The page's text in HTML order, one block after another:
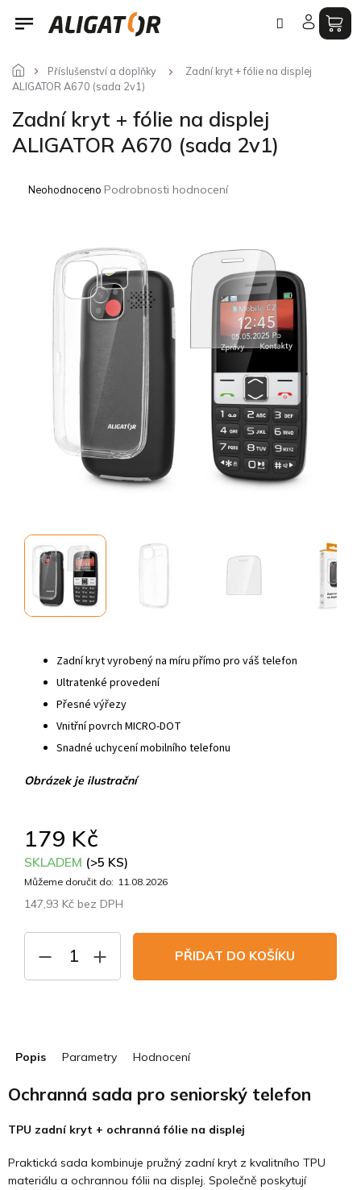
Přejít
Příslušenství a doplňky
Zadní kryt + fólie na displej
ALIGATOR A670 (sada 2v1)
Zadní kryt + fólie na displej
ALIGATOR A670 (sada 2v1)
Průměrné
hvězdiček.
Neohodnoceno Podrobnosti hodnocení
179 Kč
SKLADEM (>5 KS)
Můžeme doručit do: 11.08.2026
147,93 Kč bez DPH
PŘIDAT DO KOŠÍKU
Zadní kryt vyrobený na míru přímo pro váš telefon
Ultratenké provedení
Přesné výřezy
Vnitřní povrch MICRO-DOT
Snadné uchycení mobilního telefonu
Obrázek je ilustrační
Popis Parametry Hodnocení
Ochranná sada pro seniorský telefon
TPU zadní kryt + ochranná fólie na displej
Praktická sada kombinuje pružný zadní kryt z kvalitního TPU
materiálu a ochrannou fólii na displej. Společně poskytují